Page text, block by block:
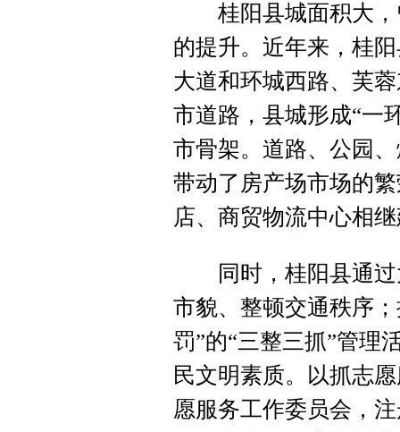
桂阳县城面积大，
的提升。近年来，桂
大道和环城西路、芙
市道路，县城形成“一
市骨架。道路、公园
带动了房产场市场的
店、商贸物流中心相
同时，桂阳县通过
市貌、整顿交通秩序
罚”的“三整三抓”管理
民文明素质。以抓志
愿服务工作委员会，